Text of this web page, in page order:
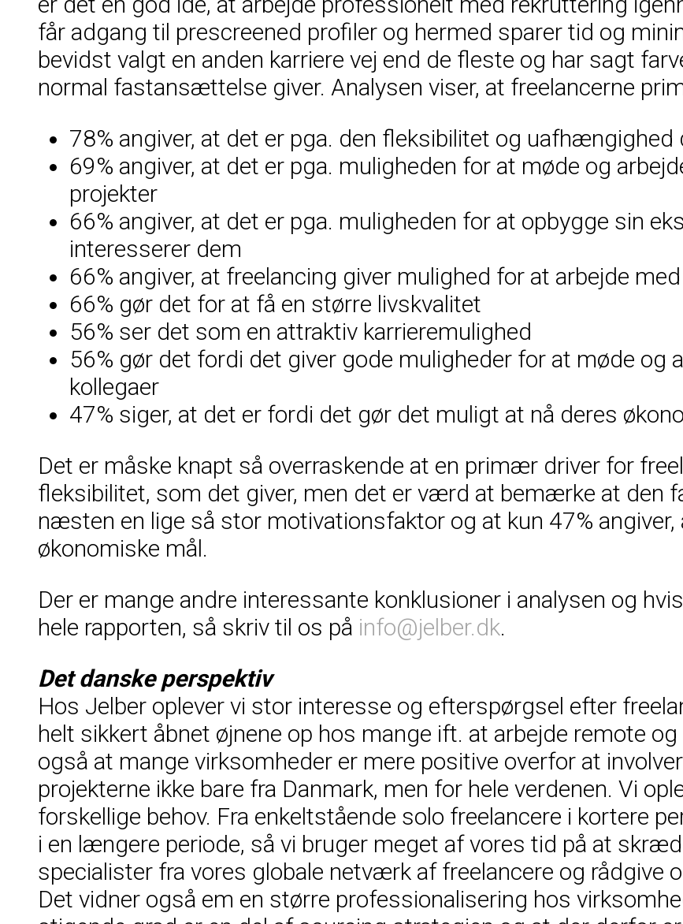
får adgang til prescreened profiler og hermed sparer tid og
bevidst valgt en anden karriere vej end de fleste og har sagt
normal fastansættelse giver. Analysen viser, at freelancerne
78% angiver, at det er pga. den fleksibilitet og uafhængighed
69% angiver, at det er pga. muligheden for at møde og
projekter
66% angiver, at det er pga. muligheden for at opbygge sin
interesserer dem
66% angiver, at freelancing giver mulighed for at arbejde
66% gør det for at få en større livskvalitet
56% ser det som en attraktiv karrieremulighed
56% gør det fordi det giver gode muligheder for at møde og
kollegaer
47% siger, at det er fordi det gør det muligt at nå deres
Det er måske knapt så overraskende at en primær driver for
fleksibilitet, som det giver, men det er værd at bemærke at den
næsten en lige så stor motivationsfaktor og at kun 47%
økonomiske mål.
Der er mange andre interessante konklusioner i analysen og
hele rapporten, så skriv til os på info@jelber.dk.
Det danske perspektiv
Hos Jelber oplever vi stor interesse og efterspørgsel efter
helt sikkert åbnet øjnene op hos mange ift. at arbejde remote
også at mange virksomheder er mere positive overfor at
projekterne ikke bare fra Danmark, men for hele verdenen. Vi
forskellige behov. Fra enkeltstående solo freelancere i kortere
i en længere periode, så vi bruger meget af vores tid på at
specialister fra vores globale netværk af freelancere og
Det vidner også em en større professionalisering hos